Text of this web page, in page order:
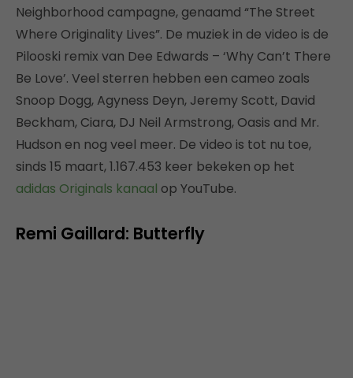
Neighborhood campagne, genaamd “The Street
Where Originality Lives”. De muziek in de video is de
Pilooski remix van Dee Edwards – ‘Why Can’t There
Be Love’. Veel sterren hebben een cameo zoals
Snoop Dogg, Agyness Deyn, Jeremy Scott, David
Beckham, Ciara, DJ Neil Armstrong, Oasis and Mr.
Hudson en nog veel meer. De video is tot nu toe,
sinds 15 maart, 1.167.453 keer bekeken op het
adidas Originals kanaal op YouTube.
Remi Gaillard: Butterfly